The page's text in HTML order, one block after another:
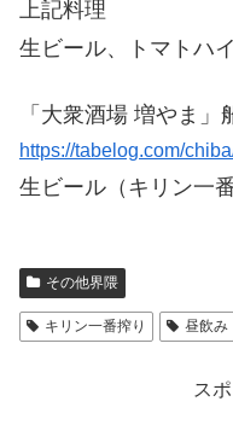
上記料理
生ビール、トマトハ
「大衆酒場 増やま」
https://tabelog.com/
生ビール（ キリン一
その他界隈
キリン一番搾り 昼飲み
ス